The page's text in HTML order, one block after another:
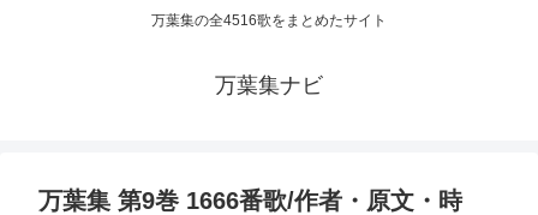
万葉集の全4516歌をまとめたサイト
万葉集ナビ
万葉集 第9巻 1666番歌/作者・原文・時